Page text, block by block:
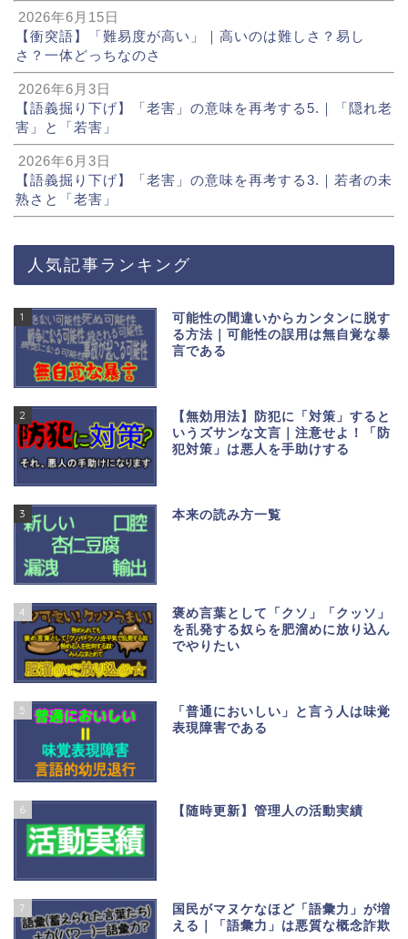
2026年6月15日
【衝突語】「難易度が高い」｜高いのは難しさ？易し
さ？一体どっちなのさ
2026年6月3日
【語義掘り下げ】「老害」の意味を再考する5.｜「隠れ老
害」と「若害」
2026年6月3日
【語義掘り下げ】「老害」の意味を再考する3.｜若者の未
熟さと「老害」
人気記事ランキング
1
可能性の間違いからカンタンに脱す
る方法｜可能性の誤用は無自覚な暴
言である
2
【無効用法】防犯に「対策」すると
いうズサンな文言｜注意せよ！「防
犯対策」は悪人を手助けする
3 本来の読み方一覧
4
褒め言葉として「クソ」「クッソ」
を乱発する奴らを肥溜めに放り込ん
でやりたい
5
「普通においしい」と言う人は味覚
表現障害である
6 【随時更新】管理人の活動実績
7
国民がマヌケなほど「語彙力」が増
える｜「語彙力」は悪質な概念詐欺